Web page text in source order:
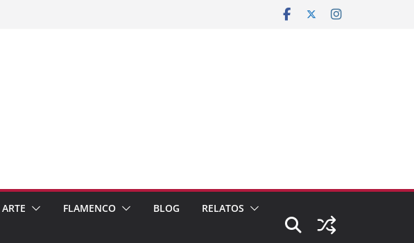
ARTE FLAMENCO BLOG RELATOS